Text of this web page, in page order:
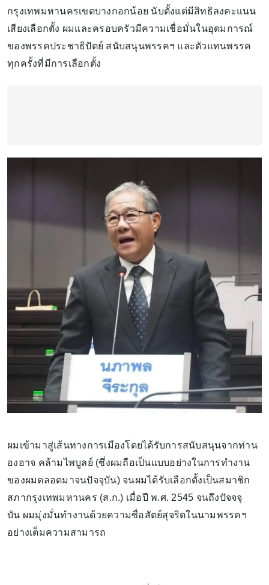
กรุงเทพมหานครเขตบางกอกน้อย นับตั้งแต่มีสิทธิลงคะแนน
เสียงเลือกตั้ง ผมและครอบครัวมีความเชื่อมั่นในอุดมการณ์
ของพรรคประชาธิปัตย์ สนับสนุนพรรคฯ และตัวแทนพรรค
ทุกครั้งที่มีการเลือกตั้ง
ผมเข้ามาสู่เส้นทางการเมืองโดยได้รับการสนับสนุนจากท่าน
องอาจ คล้ามไพบูลย์ (ซึ่งผมถือเป็นแบบอย่างในการทำงาน
ของผมตลอดมาจนปัจจุบัน) จนผมได้รับเลือกตั้งเป็นสมาชิก
สภากรุงเทพมหานคร (ส.ก.) เมื่อปี พ.ศ. 2545 จนถึงปัจจจุ
บัน ผมมุ่งมั่นทำงานด้วยความซื่อสัตย์สุจริตในนามพรรคฯ
อย่างเต็มความสามารถ